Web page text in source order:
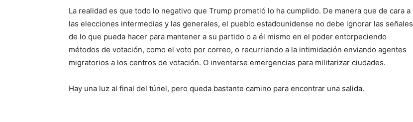
La realidad es que todo lo negativo que Trump prometió lo ha cumplido. De manera que de cara a
las elecciones intermedias y las generales, el pueblo estadounidense no debe ignorar las señales
de lo que pueda hacer para mantener a su partido o a él mismo en el poder entorpeciendo
métodos de votación, como el voto por correo, o recurriendo a la intimidación enviando agentes
migratorios a los centros de votación. O inventarse emergencias para militarizar ciudades.
Hay una luz al final del túnel, pero queda bastante camino para encontrar una salida.